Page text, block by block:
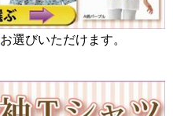
お選びいただけます。